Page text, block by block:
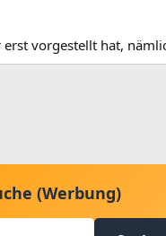
erst vorgestellt hat,
(Werbung)